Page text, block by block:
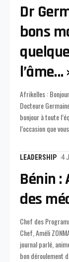
Dr
bons
l’âme…
Afrikelles :
Docteure
bonjour à toute
l’occasion que
AE: Que
LEADERSHIP 4
Bénin :
des
Chef des
Chef, Améli
journal parlé,
bon déroulement
grille des
trois étapes.